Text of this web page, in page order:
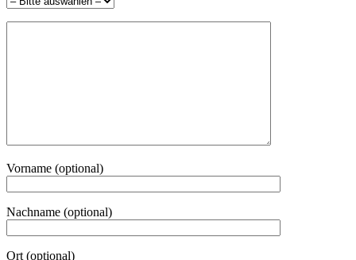
Vorname (optional)
Nachname (optional)
Ort (optional)